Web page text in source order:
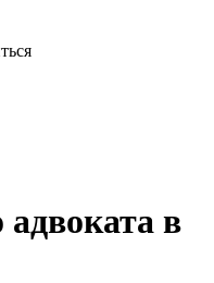
адвоката в